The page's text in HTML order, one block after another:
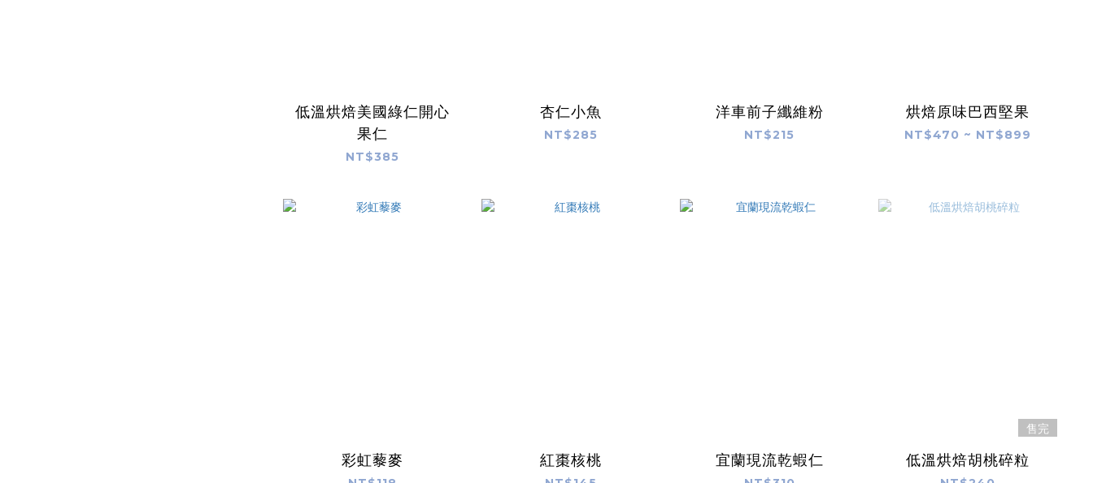
低溫烘焙美國綠仁開心
果仁
NT$385
杏仁小魚
NT$285
洋車前子纖維粉
NT$215
烘焙原味巴西堅果
NT$470 ~ NT$899
彩虹藜麥 紅棗核桃 宜蘭現流乾蝦仁
售完
低溫烘焙胡桃碎粒